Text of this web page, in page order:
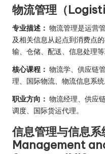
物流管理（
专业描述： 物流管理是运营
及相关信息从起点到消费点
输、仓储、配送、信息处理
核心课程： 物流学、供应链
理、国际物流、物流信息系统
职业方向： 物流经理、供应
调度、国际货运代理。
信息管理与信息
Management